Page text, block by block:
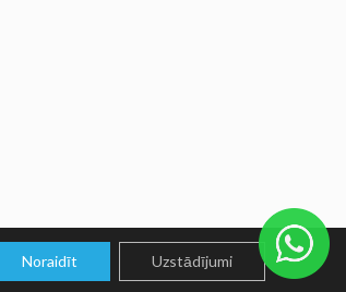
Noraidīt Uzstādījumi